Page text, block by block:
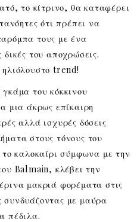
το κίτρινο, θα καταφέρει
ότι πρέπει να
τους με ένα
δικές του αποχρώσεις.
trend!
του κόκκινου
μια άκρως επίκαιρη
αλλά ισχυρές δόσεις
στους τόνους του
καλοκαίρι σύμφωνα με την
Balmain, κλέβει την
μακριά φορέματα στις
συνδυάζοντας με μαύρα
πέδιλα.